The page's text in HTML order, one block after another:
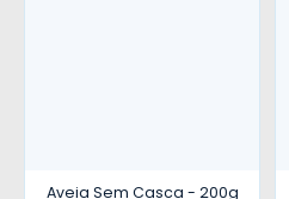
Aveia Sem Casca - 200g